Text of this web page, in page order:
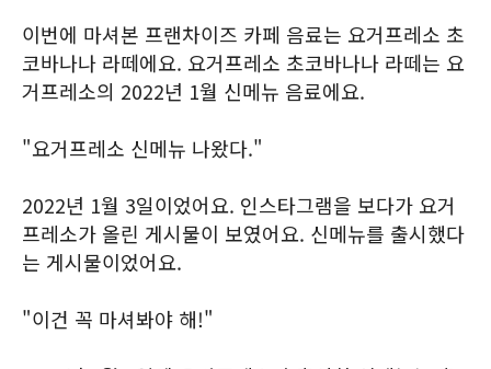
이번에 마셔본 프랜차이즈 카페 음료는 요거프레소 초
코바나나 라떼에요. 요거프레소 초코바나나 라떼는 요
거프레소의 2022년 1월 신메뉴 음료에요.
"요거프레소 신메뉴 나왔다."
2022년 1월 3일이었어요. 인스타그램을 보다가 요거
프레소가 올린 게시물이 보였어요. 신메뉴를 출시했다
는 게시물이었어요.
"이건 꼭 마셔봐야 해!"